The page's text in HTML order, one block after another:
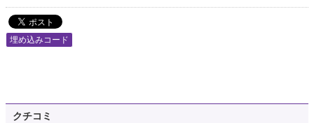
埋め込みコード
クチコミ